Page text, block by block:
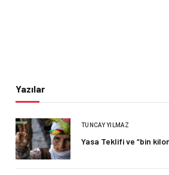
Yazılar
TUNCAY YILMAZ
Yasa Teklifi ve “bin